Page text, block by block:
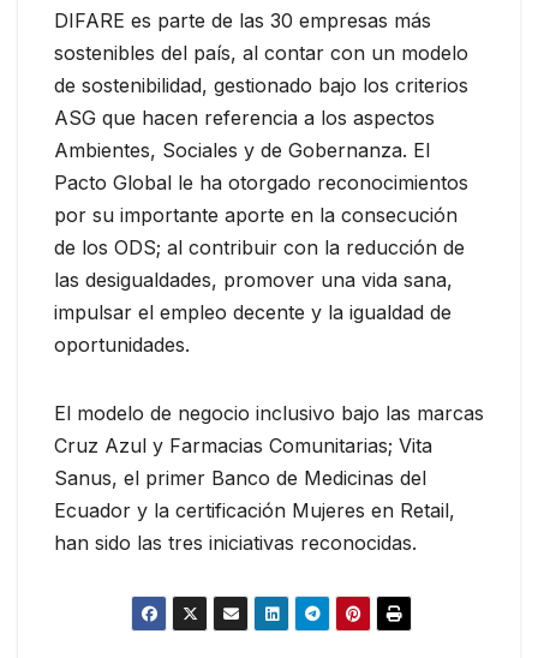
DIFARE es parte de las 30 empresas más
sostenibles del país, al contar con un modelo
de sostenibilidad, gestionado bajo los criterios
ASG que hacen referencia a los aspectos
Ambientes, Sociales y de Gobernanza. El
Pacto Global le ha otorgado reconocimientos
por su importante aporte en la consecución
de los ODS; al contribuir con la reducción de
las desigualdades, promover una vida sana,
impulsar el empleo decente y la igualdad de
oportunidades.
El modelo de negocio inclusivo bajo las marcas
Cruz Azul y Farmacias Comunitarias; Vita
Sanus, el primer Banco de Medicinas del
Ecuador y la certificación Mujeres en Retail,
han sido las tres iniciativas reconocidas.